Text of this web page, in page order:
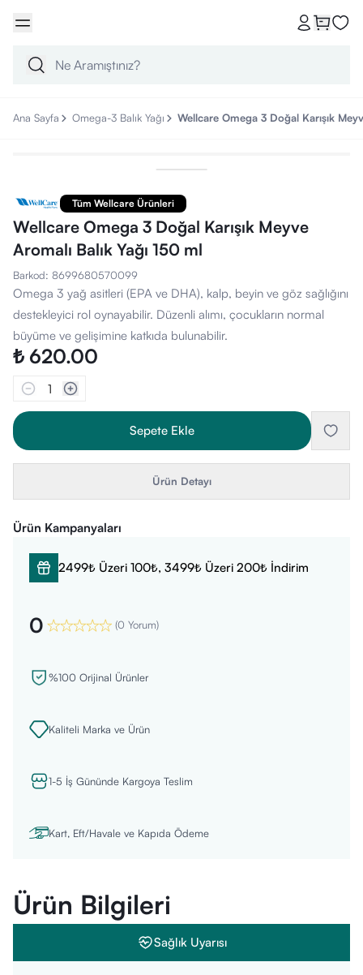
Ana Sayfa Omega-3 Balık Yağı Wellcare Omega 3 Doğal Karışık
Tüm Wellcare Ürünleri
Wellcare Omega 3 Doğal Karışık Meyve
Aromalı Balık Yağı 150 ml
Barkod: 8699680570099
Omega 3 yağ asitleri (EPA ve DHA), kalp, beyin ve göz sağlığını
destekleyici rol oynayabilir. Düzenli alımı, çocukların normal
büyüme ve gelişimine katkıda bulunabilir.
₺ 620.00
1
Sepete Ekle
Ürün Detayı
Ürün Kampanyaları
2499₺ Üzeri 100₺, 3499₺ Üzeri 200₺ İndirim
0 (0 Yorum)
%100 Orijinal Ürünler
Kaliteli Marka ve Ürün
1-5 İş Gününde Kargoya Teslim
Kart, Eft/Havale ve Kapıda Ödeme
Ürün Bilgileri
Sağlık Uyarısı